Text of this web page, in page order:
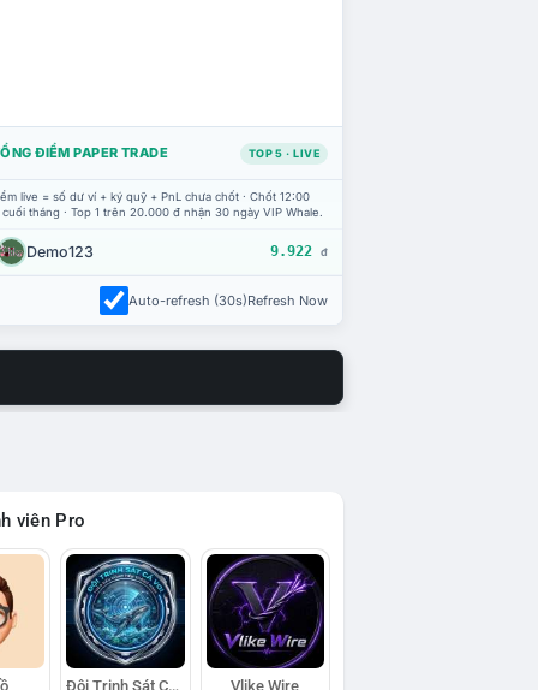
ĐIỂM PAPER TRADE TOP 5 · LIVE
live = số dư ví + ký quỹ + PnL chưa chốt · Chốt 12:00
tháng · Top 1 trên 20.000 đ nhận 30 ngày VIP Whale.
Demo123 9.922 đ
Auto-refresh (30s)Refresh Now
viên Pro
Đội Trinh Sát Cá Voi Vlike Wire